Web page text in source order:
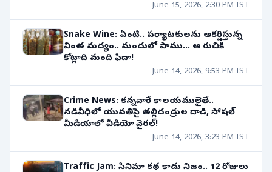
June 15, 2026, 2:30 PM IST
Snake Wine: ఏంటి.. పర్యాటకులను ఆకర్షిస్తున్న
వింత మద్యం.. మందులో పాము... ఆ రుచికి
కోట్లాది మంది ఫిదా!
June 14, 2026, 9:53 PM IST
Crime News: కన్నవారే కాలయములైతే..
నడివీధిలో యువతిపై తల్లిదండ్రుల దాడి, సోషల్
మీడియాలో వీడియో వైరల్!
June 14, 2026, 3:23 PM IST
Traffic Jam: సినిమా కథ కాదు నిజం.. 12 రోజులు